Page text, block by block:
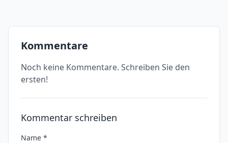
Kommentare
Noch keine Kommentare. Schreiben Sie den
ersten!
Kommentar schreiben
Name *